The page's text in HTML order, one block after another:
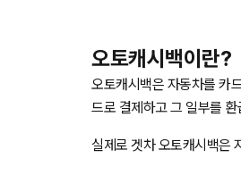
오토캐시백이란?
오토캐시백은 자동차를 카
드로 결제하고 그 일부를
실제로 겟차 오토캐시백은